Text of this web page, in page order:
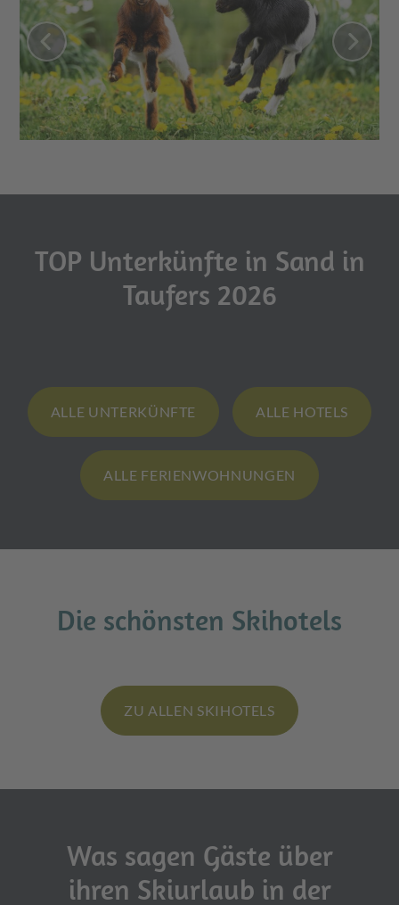
TOP Unterkünfte in Sand in
Taufers 2026
ALLE UNTERKÜNFTE ALLE HOTELS
ALLE FERIENWOHNUNGEN
Die schönsten Skihotels
ZU ALLEN SKIHOTELS
Was sagen Gäste über
ihren Skiurlaub in der